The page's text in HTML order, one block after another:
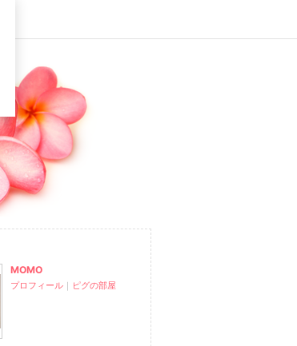
MOMO
プロフィール ｜ ピグの部屋